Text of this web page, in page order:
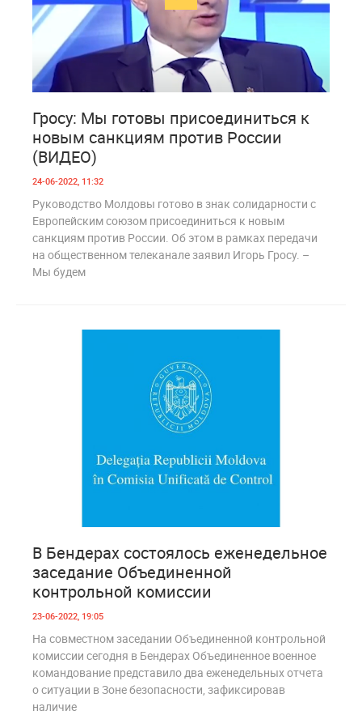
Гросу: Мы готовы присоединиться к
новым санкциям против России
(ВИДЕО)
24-06-2022, 11:32
Руководство Молдовы готово в знак солидарности с
Европейским союзом присоединиться к новым
санкциям против России. Об этом в рамках передачи
на общественном телеканале заявил Игорь Гросу. –
Мы будем
В Бендерах состоялось еженедельное
заседание Объединенной
контрольной комиссии
23-06-2022, 19:05
На совместном заседании Объединенной контрольной
комиссии сегодня в Бендерах Объединенное военное
командование представило два еженедельных отчета
о ситуации в Зоне безопасности, зафиксировав
наличие